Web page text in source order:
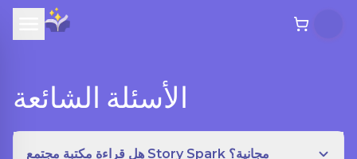
الأسئلة الشائعة
هل قراءة مكتبة مجتمع Story Spark مجانية؟